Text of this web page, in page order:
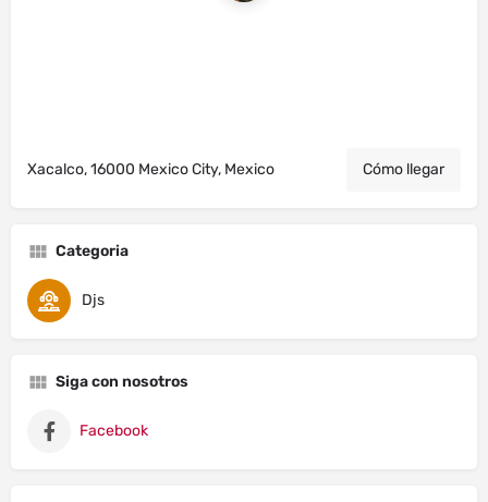
Xacalco, 16000 Mexico City, Mexico Cómo llegar
Categoria
Djs
Siga con nosotros
Facebook